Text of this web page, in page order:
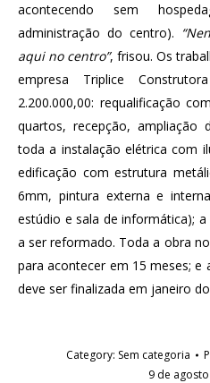
acontecendo sem
administração do centro).
aqui no centro”, frisou. Os
empresa Triplice
2.200.000,00: requalificação
quartos, recepção, ampliação
toda a instalação elétrica com
edificação com estrutura
6mm, pintura externa e
estúdio e sala de informática);
a ser reformado. Toda a obra
para acontecer em 15 meses; e
deve ser finalizada em janeiro
Category: Sem categoria
9 de